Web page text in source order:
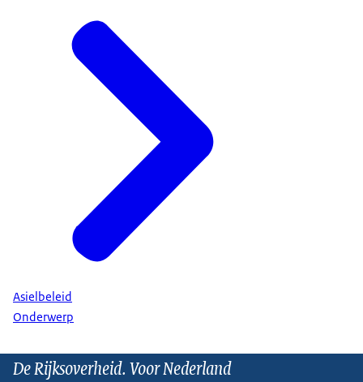
Asielbeleid
Onderwerp
De Rijksoverheid. Voor Nederland